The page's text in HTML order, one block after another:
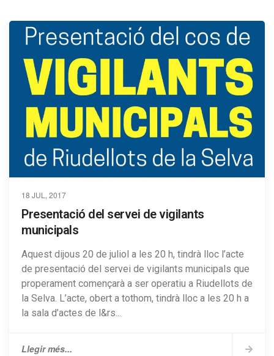
18 JUL, 2017
Presentació del servei de vigilants
municipals
Aquest dijous 20 de juliol a les 20 h, tindrà lloc l’acte
de presentació del servei de vigilants municipals que
properament començarà a ser operatiu a Riudellots de
la Selva. L’acte, obert a tothom, tindrà lloc a les 20 h a
la sala d’actes de l&rs...
Llegir més...